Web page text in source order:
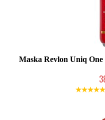
Maska Revlon Uniq
Duża ilość